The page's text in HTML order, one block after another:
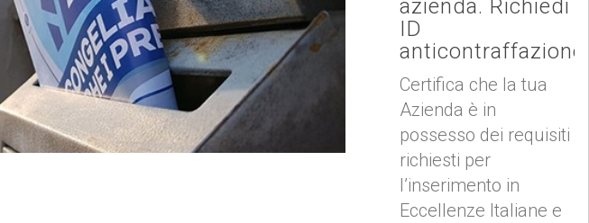
azienda. Richiedi
ID
anticontraffazione
Certifica che la tua
Azienda è in
possesso dei requisiti
richiesti per
l’inserimento in
Eccellenze Italiane e